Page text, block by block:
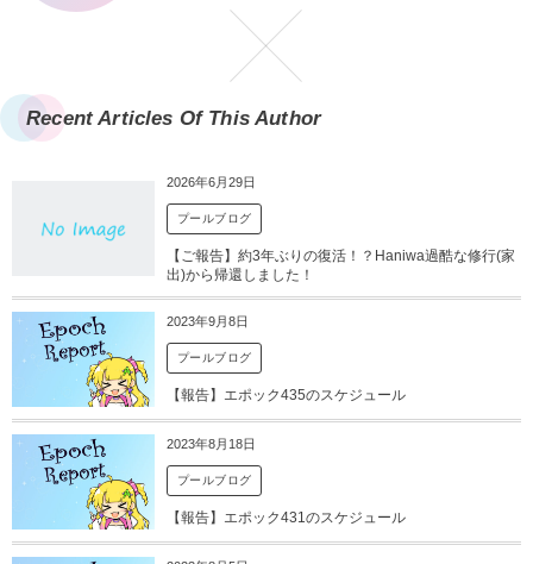
Recent Articles Of This Author
2026年6月29日
プールブログ
【ご報告】約3年ぶりの復活！？Haniwa過酷な修行(家
出)から帰還しました！
2023年9月8日
プールブログ
【報告】エポック435のスケジュール
2023年8月18日
プールブログ
【報告】エポック431のスケジュール